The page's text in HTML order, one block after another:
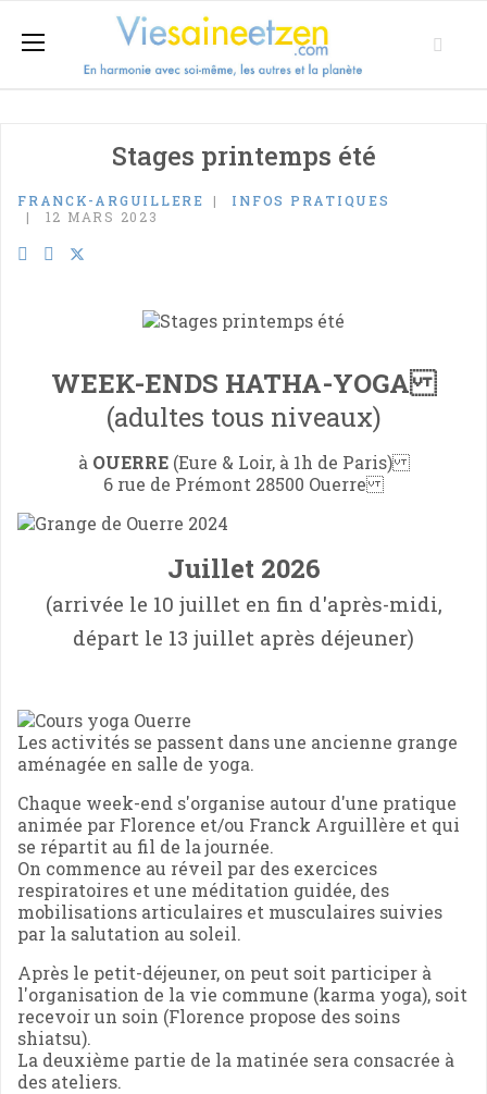
Stages printemps été
FRANCK-ARGUILLERE
INFOS PRATIQUES
12 MARS 2023
WEEK-ENDS HATHA-YOGA
(adultes tous niveaux)
à OUERRE (Eure & Loir, à 1h de Paris)
6 rue de Prémont 28500 Ouerre
Juillet 2026
(arrivée le 10 juillet en fin d'après-midi,
départ le 13 juillet après déjeuner)
Les activités se passent dans une ancienne grange
aménagée en salle de yoga.
Chaque week-end s'organise autour d'une pratique
animée par Florence et/ou Franck Arguillère et qui
se répartit au fil de la journée.
On commence au réveil par des exercices
respiratoires et une méditation guidée, des
mobilisations articulaires et musculaires suivies
par la salutation au soleil.
Après le petit-déjeuner, on peut soit participer à
l'organisation de la vie commune (karma yoga), soit
recevoir un soin (Florence propose des soins
shiatsu).
La deuxième partie de la matinée sera consacrée à
des ateliers.